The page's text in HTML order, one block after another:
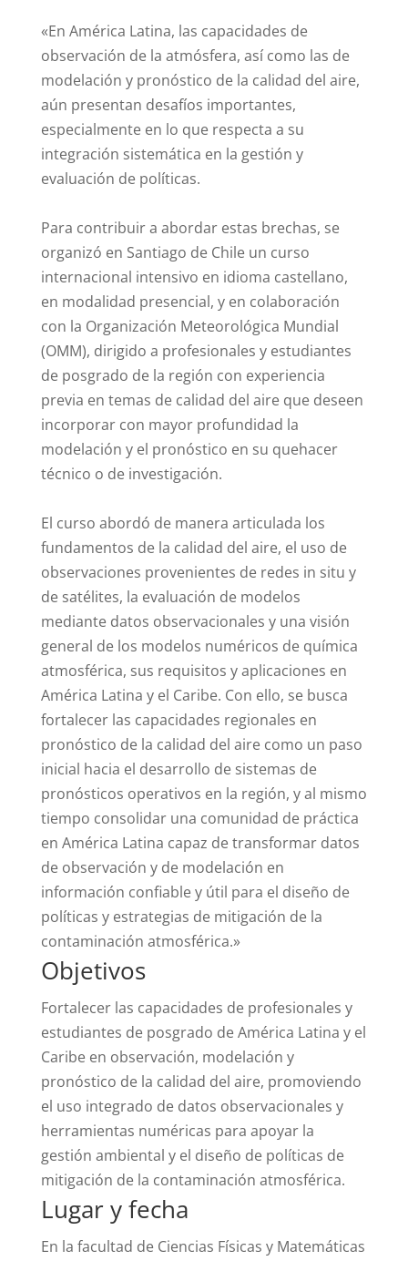
«En América Latina, las capacidades de
observación de la atmósfera, así como las de
modelación y pronóstico de la calidad del aire,
aún presentan desafíos importantes,
especialmente en lo que respecta a su
integración sistemática en la gestión y
evaluación de políticas.
Para contribuir a abordar estas brechas, se
organizó en Santiago de Chile un curso
internacional intensivo en idioma castellano,
en modalidad presencial, y en colaboración
con la Organización Meteorológica Mundial
(OMM), dirigido a profesionales y estudiantes
de posgrado de la región con experiencia
previa en temas de calidad del aire que deseen
incorporar con mayor profundidad la
modelación y el pronóstico en su quehacer
técnico o de investigación.
El curso abordó de manera articulada los
fundamentos de la calidad del aire, el uso de
observaciones provenientes de redes in situ y
de satélites, la evaluación de modelos
mediante datos observacionales y una visión
general de los modelos numéricos de química
atmosférica, sus requisitos y aplicaciones en
América Latina y el Caribe. Con ello, se busca
fortalecer las capacidades regionales en
pronóstico de la calidad del aire como un paso
inicial hacia el desarrollo de sistemas de
pronósticos operativos en la región, y al mismo
tiempo consolidar una comunidad de práctica
en América Latina capaz de transformar datos
de observación y de modelación en
información confiable y útil para el diseño de
políticas y estrategias de mitigación de la
contaminación atmosférica.»
Objetivos
Fortalecer las capacidades de profesionales y
estudiantes de posgrado de América Latina y el
Caribe en observación, modelación y
pronóstico de la calidad del aire, promoviendo
el uso integrado de datos observacionales y
herramientas numéricas para apoyar la
gestión ambiental y el diseño de políticas de
mitigación de la contaminación atmosférica.
Lugar y fecha
En la facultad de Ciencias Físicas y Matemáticas